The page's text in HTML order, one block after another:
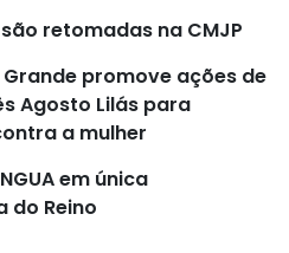
retomadas na CMJP
promove ações de
Agosto Lilás para
a mulher
em única
do Reino